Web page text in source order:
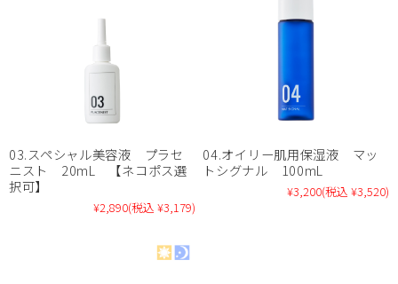
03.スペシャル美容液 プラセ
ニスト 20mL 【ネコポス選
択可】
¥2,890(税込 ¥3,179)
04.オイリー肌用保湿液 マッ
トシグナル 100mL
¥3,200(税込 ¥3,520)